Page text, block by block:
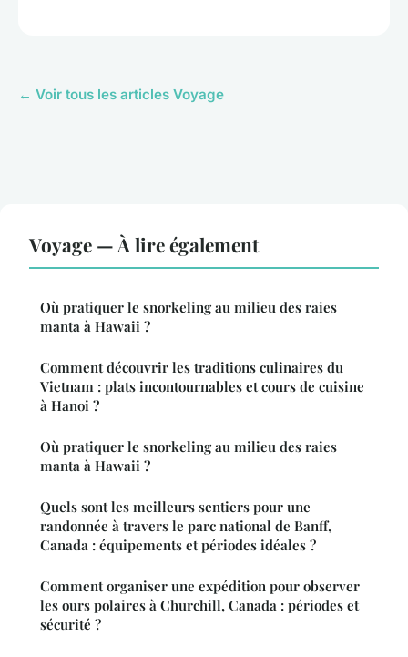
← Voir tous les articles Voyage
Voyage — À lire également
Où pratiquer le snorkeling au milieu des raies
manta à Hawaii ?
Comment découvrir les traditions culinaires du
Vietnam : plats incontournables et cours de cuisine
à Hanoi ?
Où pratiquer le snorkeling au milieu des raies
manta à Hawaii ?
Quels sont les meilleurs sentiers pour une
randonnée à travers le parc national de Banff,
Canada : équipements et périodes idéales ?
Comment organiser une expédition pour observer
les ours polaires à Churchill, Canada : périodes et
sécurité ?